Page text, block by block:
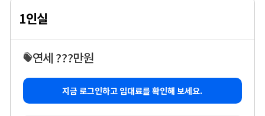
1인실
연세 ???만원
지금 로그인하고 임대료를 확인해 보세요.